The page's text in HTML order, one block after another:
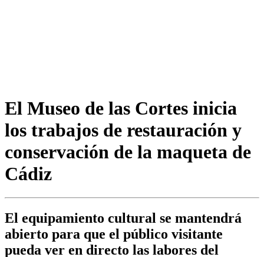
El Museo de las Cortes inicia
los trabajos de restauración y
conservación de la maqueta de
Cádiz
El equipamiento cultural se mantendrá
abierto para que el público visitante
pueda ver en directo las labores del